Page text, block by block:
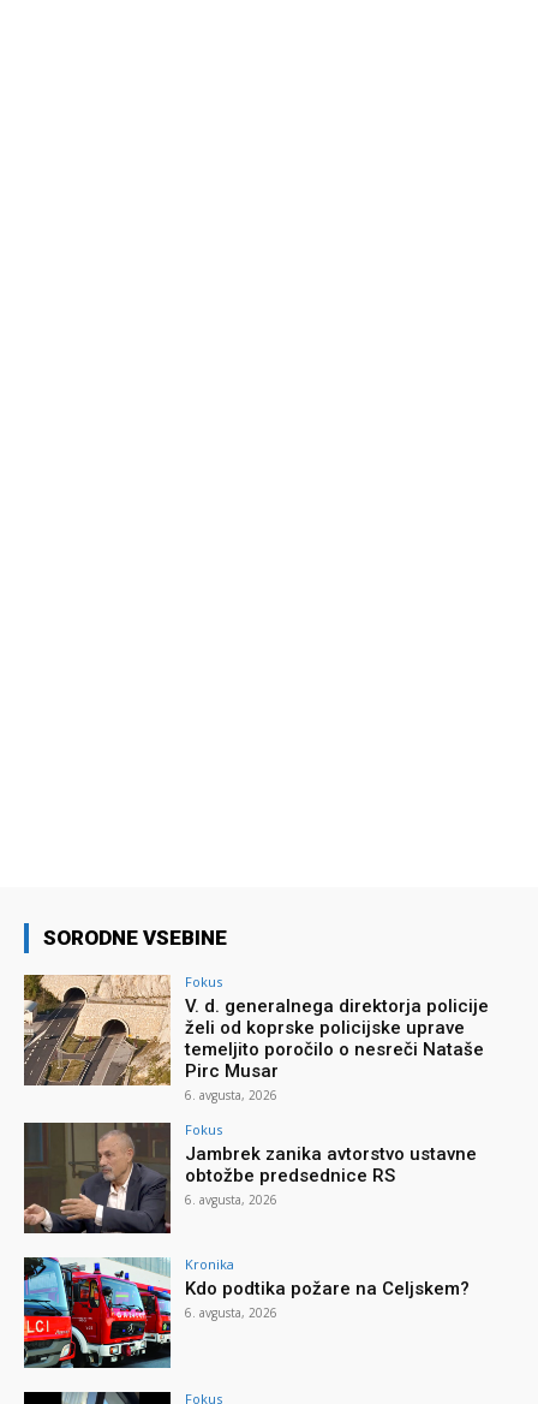
SORODNE VSEBINE
Fokus
V. d. generalnega direktorja policije
želi od koprske policijske uprave
temeljito poročilo o nesreči Nataše
Pirc Musar
6. avgusta, 2026
Fokus
Jambrek zanika avtorstvo ustavne
obtožbe predsednice RS
6. avgusta, 2026
Kronika
Kdo podtika požare na Celjskem?
6. avgusta, 2026
Fokus